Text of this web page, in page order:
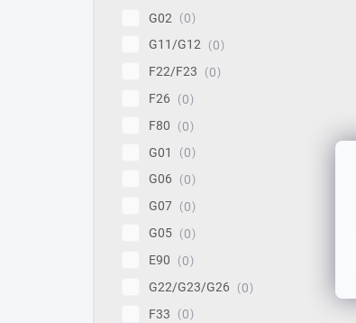
G02
0
G11/G12
0
F22/F23
0
F26
0
F80
0
G01
0
G06
0
G07
0
G05
0
E90
0
G22/G23/G26
0
F33
0